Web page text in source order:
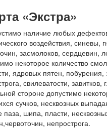
«Экстра»
наличие любых
воздействия, синевы,
засмолоков, сердцевин,
некоторое количество
ядровых пятен, побурения,
свилеватости, завитков,
стороне допустимо
сучков, несквозных
паза, шипа, пласти,
непрострога.